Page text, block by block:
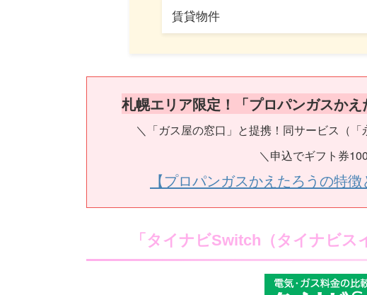
賃貸物件
札幌エリア限定！「プロパンガスか
＼「ガス屋の窓口」と提携！同サービス（
＼申込でギフト券
【プロパンガスかえたろうの特
「タイナビSwitch（タイナビス